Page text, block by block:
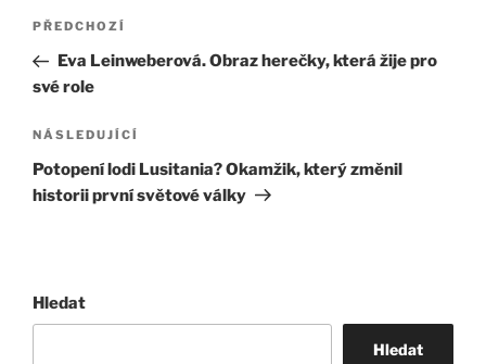
Navigace
příspěvek
Předchozí
příspěvek
PŘEDCHOZÍ
Eva Leinweberová. Obraz herečky, která žije pro
své role
Následující
příspěvek
NÁSLEDUJÍCÍ
Potopení lodi Lusitania? Okamžik, který změnil
historii první světové války
Hledat
Hledat